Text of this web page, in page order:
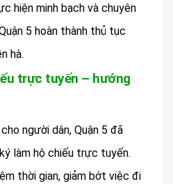
hiện minh bạch và chuyên
5 hoàn thành thủ tục
hà.
trực tuyến – hướng
người dân, Quận 5 đã
làm hộ chiếu trực tuyến.
thời gian, giảm bớt việc đi